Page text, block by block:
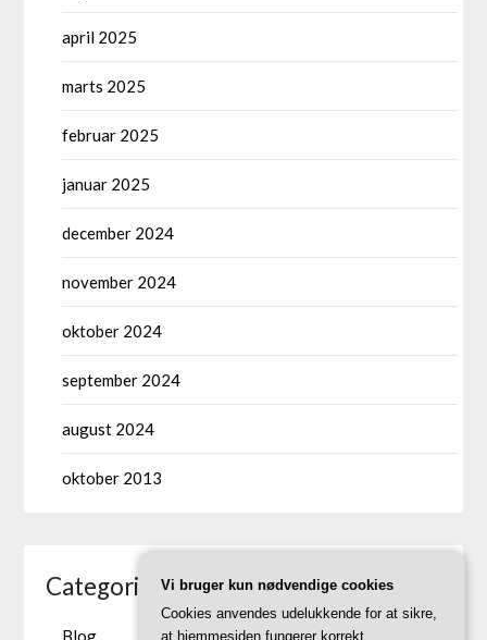
april 2025
marts 2025
februar 2025
januar 2025
december 2024
november 2024
oktober 2024
september 2024
august 2024
oktober 2013
Categories
Blog
Vi bruger kun nødvendige cookies
Cookies anvendes udelukkende for at sikre,
at hjemmesiden fungerer korrekt.